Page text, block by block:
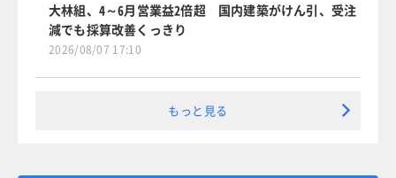
大林組、4～6月営業益2倍超 国内建築がけん引、受注
減でも採算改善くっきり
2026/08/07 17:10
もっと見る